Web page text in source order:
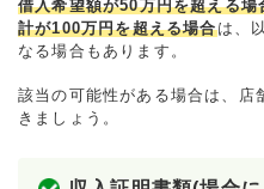
借入希望額が50万円を超える場
計が100万円を超える場合は、
なる場合もあります。
該当の可能性がある場合は、店
きましょう。